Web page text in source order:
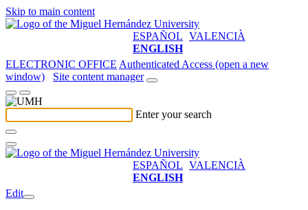
Skip to main content
ESPAÑOL VALENCIÀ
ENGLISH
ELECTRONIC OFFICE Authenticated Access (open a new
window)
Site content manager
Enter your search
ESPAÑOL VALENCIÀ
ENGLISH
Edit